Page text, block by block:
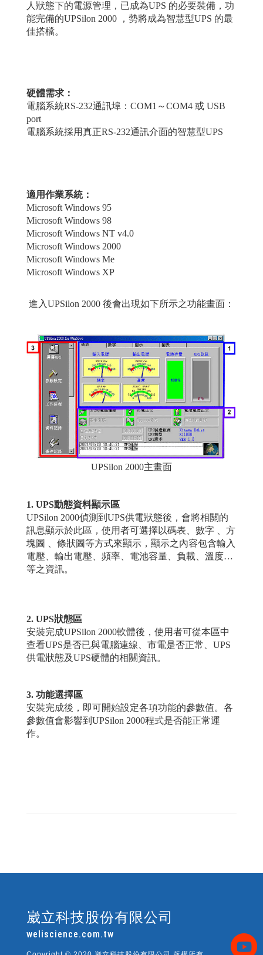
人狀態下的電源管理，已成為UPS 的必要裝備，功
能完備的UPSilon 2000 ，勢將成為智慧型UPS 的最
佳搭檔。
硬體需求：
電腦系統RS-232通訊埠：COM1～COM4 或 USB
port
電腦系統採用真正RS-232通訊介面的智慧型UPS
適用作業系統：
Microsoft Windows 95
Microsoft Windows 98
Microsoft Windows NT v4.0
Microsoft Windows 2000
Microsoft Windows Me
Microsoft Windows XP
進入UPSilon 2000 後會出現如下所示之功能畫面：
UPSilon 2000主畫面
1. UPS動態資料顯示區
UPSilon 2000偵測到 UPS供電狀態後，會將相關的
訊息顯示於此區，使用者可選擇以碼表、數字 、方
塊圖 、條狀圖等方式來顯示，顯示之內容包含輸入
電壓、輸出電壓、頻率、電池容量、負載、溫度…
等之資訊。
2. UPS狀態區
安裝完成UPSilon 2000軟體後，使用者可從本區中
查看UPS是否已與電腦連線、市電是否正常、UPS
供電狀態及UPS硬體的相關資訊。
3. 功能選擇區
安裝完成後，即可開始設定各項功能的參數值。各
參數值會影響到 UPSilon 2000程式是否能正常運
作。
崴立科技股份有限公司
weliscience.com.tw